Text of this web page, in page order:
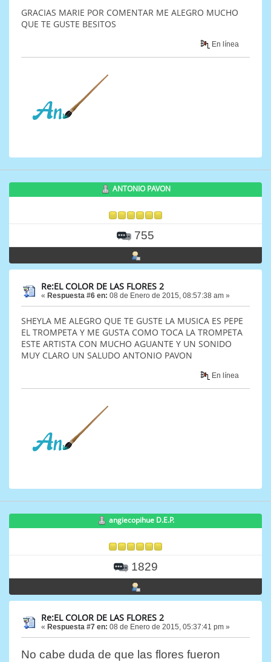
GRACIAS MARIE POR COMENTAR ME ALEGRO MUCHO
QUE TE GUSTE BESITOS
En línea
ANTONIO PAVON
755
Re:EL COLOR DE LAS FLORES 2
« Respuesta #6 en: 08 de Enero de 2015, 08:57:38 am »
SHEYLA ME ALEGRO QUE TE GUSTE LA MUSICA ES PEPE
EL TROMPETA Y ME GUSTA COMO TOCA LA TROMPETA
ESTE ARTISTA CON MUCHO AGUANTE Y UN SONIDO
MUY CLARO UN SALUDO ANTONIO PAVON
En línea
angiecopihue D.E.P.
1829
Re:EL COLOR DE LAS FLORES 2
« Respuesta #7 en: 08 de Enero de 2015, 05:37:41 pm »
No cabe duda de que las flores fueron